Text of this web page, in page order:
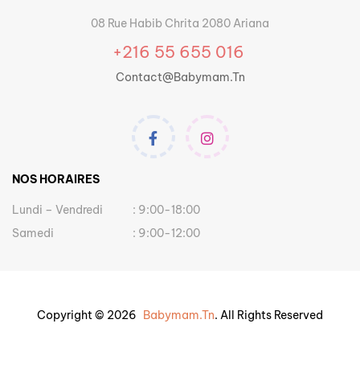
08 Rue Habib Chrita 2080 Ariana
+216 55 655 016
Contact@babymam.tn
NOS HORAIRES
Lundi – Vendredi
: 9:00-18:00
Samedi
: 9:00-12:00
Copyright © 2026 Babymam.tn. All Rights Reserved